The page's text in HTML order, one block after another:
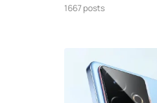
1667 posts